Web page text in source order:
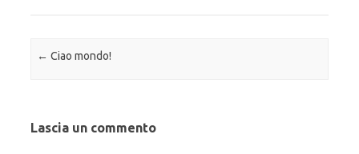
Navigazione articolo
← Ciao mondo!
Lascia un commento